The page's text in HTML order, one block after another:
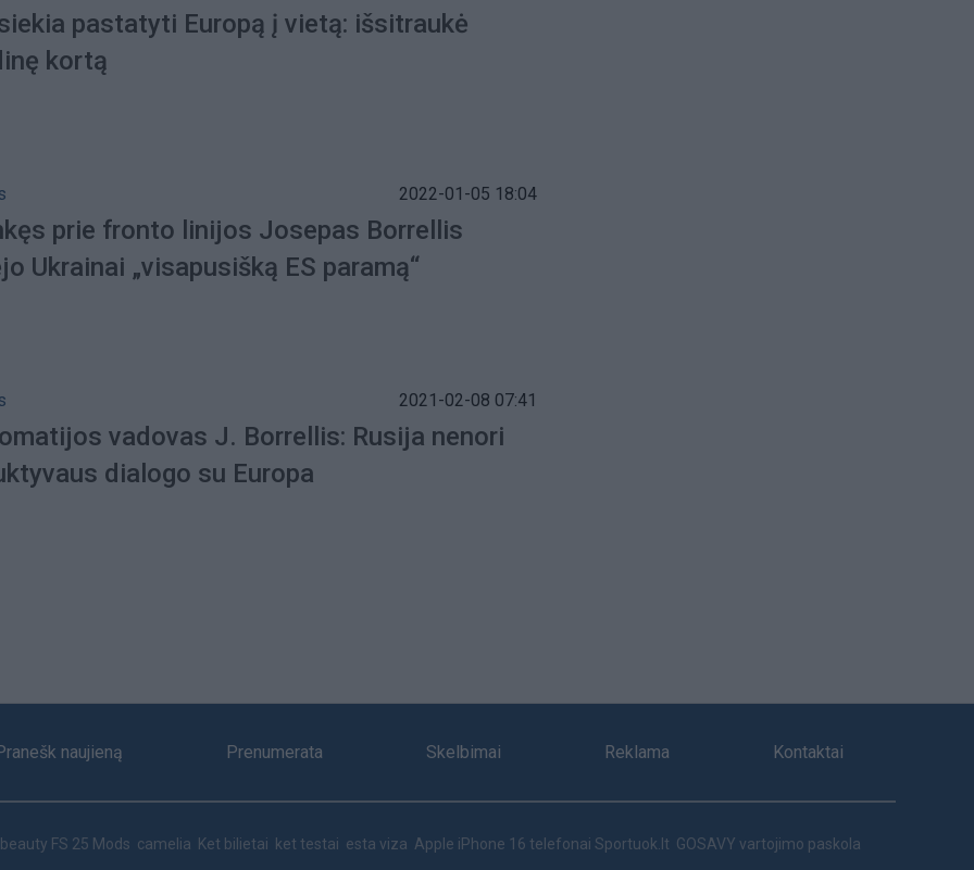
pastatyti Europą į vietą: išsitraukė
kortą
2022-01-05 18:04
prie fronto linijos Josepas Borrellis
Ukrainai „visapusišką ES paramą“
2021-02-08 07:41
vadovas J. Borrellis: Rusija nenori
dialogo su Europa
naujieną Prenumerata Skelbimai Reklama Kontaktai
FS 25 Mods camelia Ket bilietai ket testai esta viza Apple iPhone 16 telefonai Sportuok.lt GOSAVY vartojimo paskola